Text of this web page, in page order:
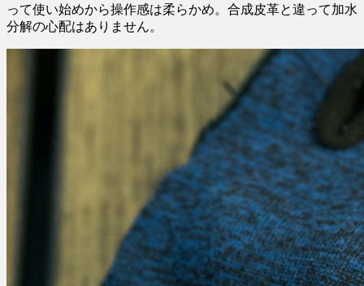
って使い始めから操作感は柔らかめ。合成皮革と違って加水
分解の心配はありません。